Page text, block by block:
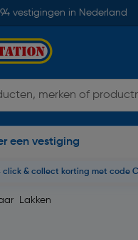
vestigingen in Nederland
een vestiging
click & collect korting met code
Lakken